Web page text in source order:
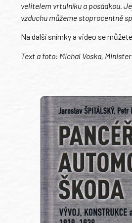
velitelem vrtulníku a posádkou.
vzduchu můžeme stoprocentně
Na další snímky a video se
Text a foto: Michal Voska,